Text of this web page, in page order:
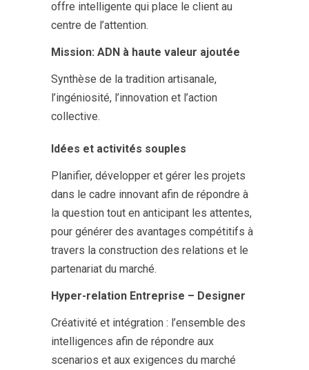
offre intelligente qui place le client au
centre de l’attention.
Mission: ADN à haute valeur ajoutée
Synthèse de la tradition artisanale,
l’ingéniosité, l’innovation et l’action
collective.
Idées et activités souples
Planifier, développer et gérer les projets
dans le cadre innovant afin de répondre à
la question tout en anticipant les attentes,
pour générer des avantages compétitifs à
travers la construction des relations et le
partenariat du marché.
Hyper-relation Entreprise – Designer
Créativité et intégration : l’ensemble des
intelligences afin de répondre aux
scenarios et aux exigences du marché